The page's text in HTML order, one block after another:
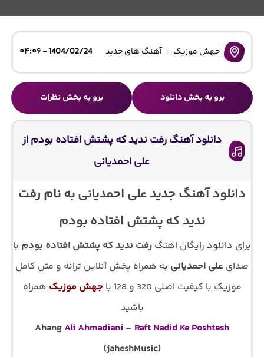
جهش موزیک آهنگ های جدید 1404/02/24 - ۰۴:۰۶
برو به بخش دانلود برو به بخش نظرات
دانلود آهنگ رفت ندید که پشتش افتاده بودم از
علی احمدیانی
دانلود آهنگ جدید علی احمدیانی به نام رفت
ندید که پشتش افتاده بودم
برای دانلود رایگان اهنگ رفت ندید که پشتش افتاده بودم با
صدای علی احمدیانی به همراه پخش آنلاین ترانه و متن کامل
موزیک با کیفیت اصلی 320 و 128 با
جهش موزیک همراه
باشید
Ahang Ali Ahmadiani – Raft Nadid Ke Poshtesh
(jaheshMusic)